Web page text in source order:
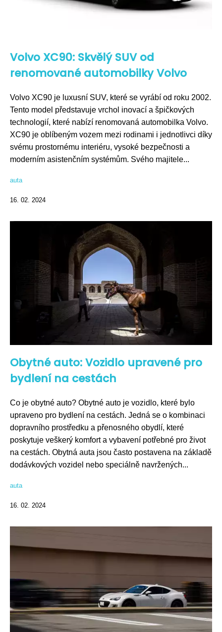
Volvo XC90: Skvělý SUV od
renomované automobilky Volvo
Volvo XC90 je luxusní SUV, které se vyrábí od roku 2002.
Tento model představuje vrchol inovací a špičkových
technologií, které nabízí renomovaná automobilka Volvo.
XC90 je oblíbeným vozem mezi rodinami i jednotlivci díky
svému prostornému interiéru, vysoké bezpečnosti a
moderním asistenčním systémům. Svého majitele...
auta
16. 02. 2024
Obytné auto: Vozidlo upravené pro
bydlení na cestách
Co je obytné auto? Obytné auto je vozidlo, které bylo
upraveno pro bydlení na cestách. Jedná se o kombinaci
dopravního prostředku a přenosného obydlí, které
poskytuje veškerý komfort a vybavení potřebné pro život
na cestách. Obytná auta jsou často postavena na základě
dodávkových vozidel nebo speciálně navržených...
auta
16. 02. 2024